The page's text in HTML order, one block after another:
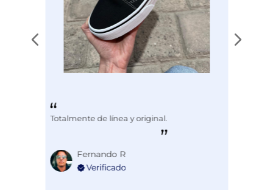
Totalmente de línea y original.
Fernando R